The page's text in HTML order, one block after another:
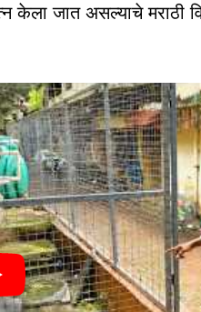
केला जात असल्याचे मराठी